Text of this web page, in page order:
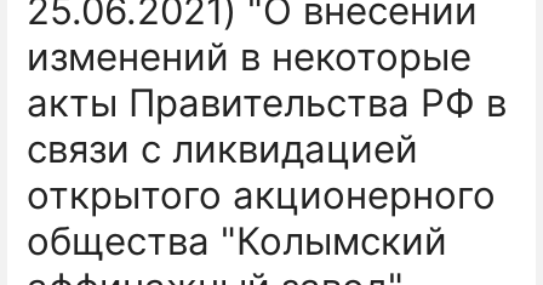
25.06.2021) "О внесении
изменений в некоторые
акты Правительства РФ в
связи с ликвидацией
открытого акционерного
общества "Колымский